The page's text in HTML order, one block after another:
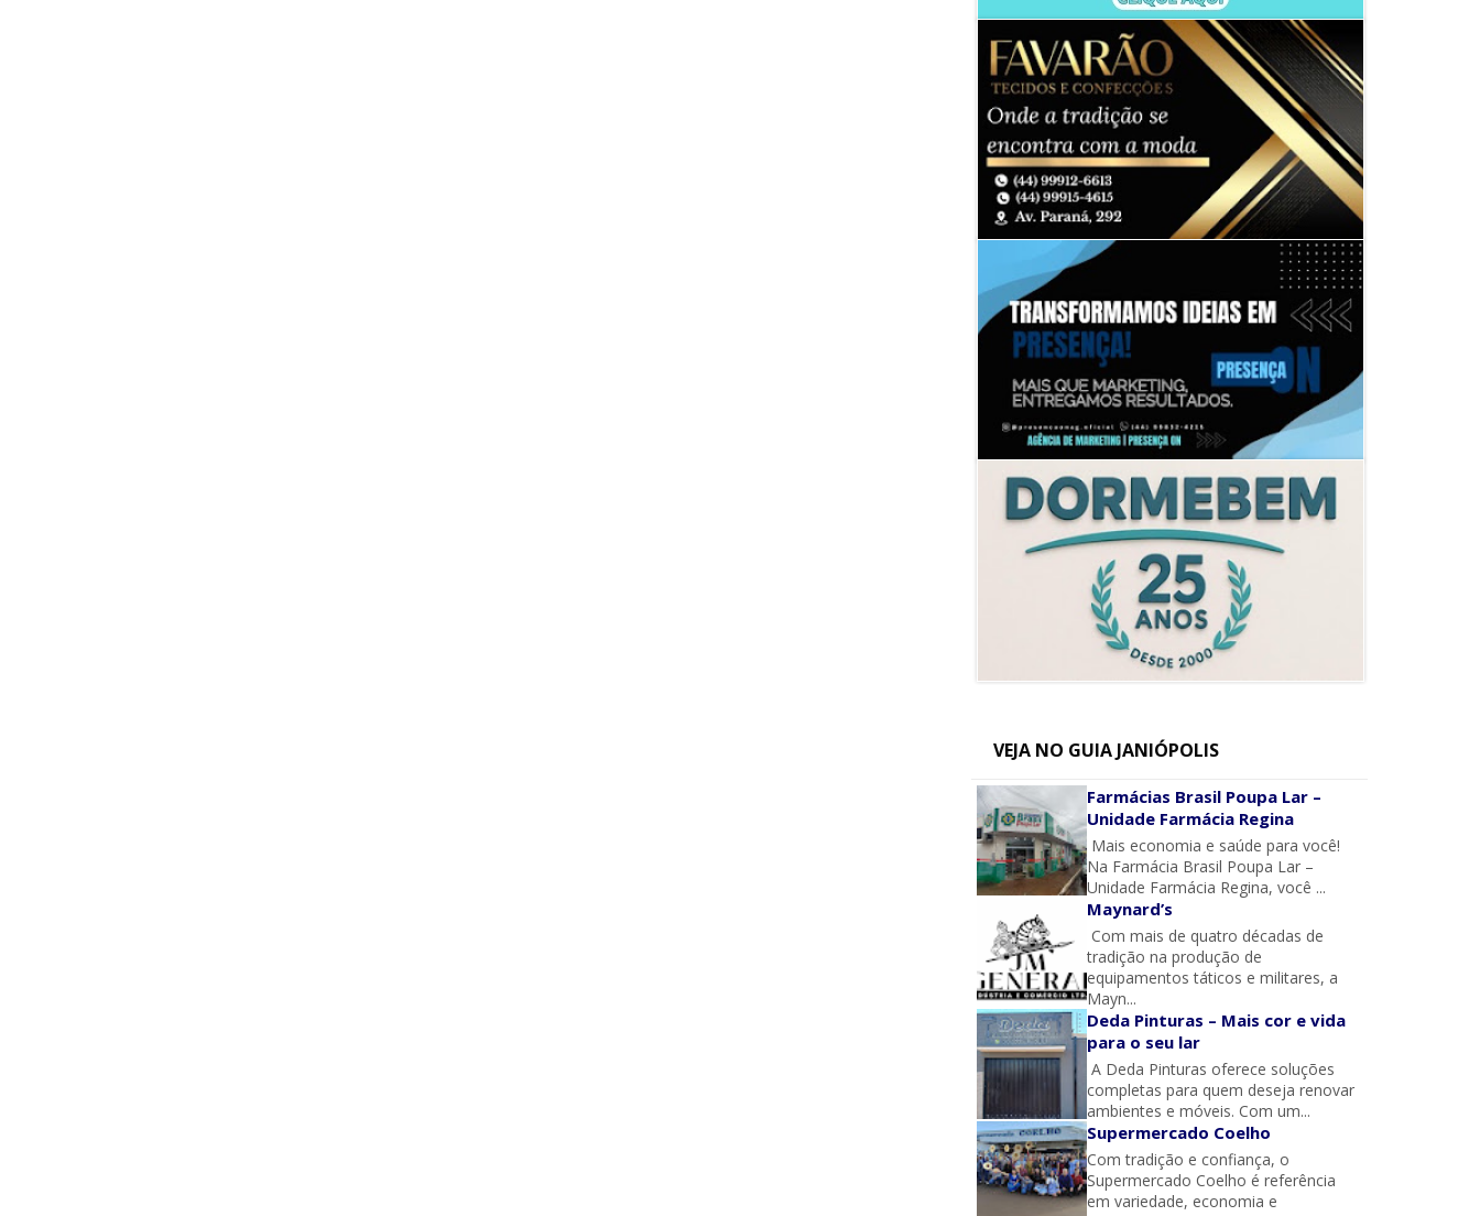
VEJA NO GUIA JANIÓPOLIS
Farmácias Brasil Poupa Lar –
Unidade Farmácia Regina
Mais economia e saúde para você!
Na Farmácia Brasil Poupa Lar –
Unidade Farmácia Regina, você ...
Maynard’s
Com mais de quatro décadas de
tradição na produção de
equipamentos táticos e militares, a
Mayn...
Deda Pinturas – Mais cor e vida
para o seu lar
A Deda Pinturas oferece soluções
completas para quem deseja renovar
ambientes e móveis. Com um...
Supermercado Coelho
Com tradição e confiança, o
Supermercado Coelho é referência
em variedade, economia e